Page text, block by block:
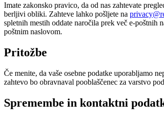
Imate zakonsko pravico, da od nas zahtevate
berljivi obliki. Zahteve lahko pošljete na
spletnih mestih oddate naročila prek več e-poštnih
poštnim naslovom.
Pritožbe
Če menite, da vaše osebne podatke uporabljamo
zahtevo bo obravnaval pooblaščenec za varstvo
Spremembe in kontaktni